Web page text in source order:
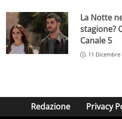
La Notte
stagione?
Canale 5
11 Dicembre
Redazione Privacy